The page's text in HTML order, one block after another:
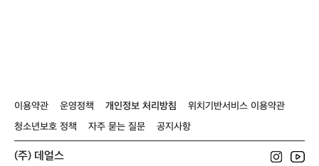
이용약관 운영정책 개인정보 처리방침
위치기반서비스 이용약관
청소년보호 정책
자주 묻는 질문 공지사항
(주) 데얼스